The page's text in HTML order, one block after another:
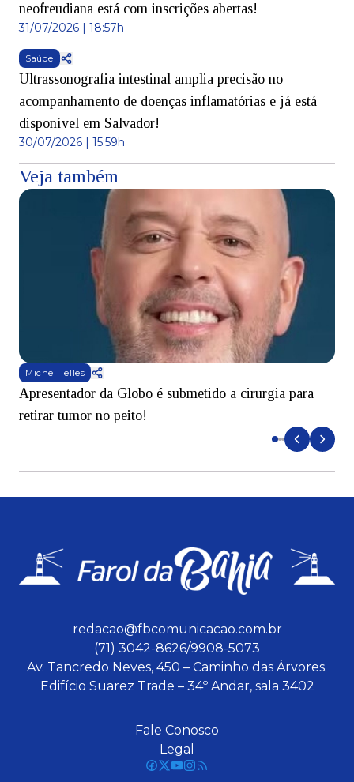
neofreudiana está com inscrições abertas!
31/07/2026 | 18:57h
Saúde
Ultrassonografia intestinal amplia precisão no
acompanhamento de doenças inflamatórias e já está
disponível em Salvador!
30/07/2026 | 15:59h
Veja também
Michel Telles
Apresentador da Globo é submetido a cirurgia para
retirar tumor no peito!
redacao@fbcomunicacao.com.br
(71) 3042-8626/9908-5073
Av. Tancredo Neves, 450 – Caminho das Árvores.
Edifício Suarez Trade – 34º Andar, sala 3402
Fale Conosco
Legal